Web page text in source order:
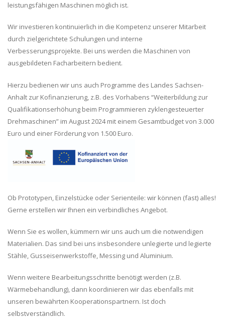
leistungsfähigen Maschinen möglich ist.
Wir investieren kontinuierlich in die Kompetenz unserer Mitarbeit
durch zielgerichtete Schulungen und interne
Verbesserungsprojekte. Bei uns werden die Maschinen von
ausgebildeten Facharbeitern bedient.
Hierzu bedienen wir uns auch Programme des Landes Sachsen-
Anhalt zur Kofinanzierung, z.B. des Vorhabens “Weiterbildung zur
Qualifikationserhöhung beim Programmieren zyklengesteuerter
Drehmaschinen” im August 2024 mit einem Gesamtbudget von 3.000
Euro und einer Förderung von 1.500 Euro.
Ob Prototypen, Einzelstücke oder Serienteile: wir können (fast) alles!
Gerne erstellen wir Ihnen ein verbindliches Angebot.
Wenn Sie es wollen, kümmern wir uns auch um die notwendigen
Materialien. Das sind bei uns insbesondere unlegierte und legierte
Stähle, Gusseisenwerkstoffe, Messing und Aluminium.
Wenn weitere Bearbeitungsschritte benötigt werden (z.B.
Wärmebehandlung), dann koordinieren wir das ebenfalls mit
unseren bewährten Kooperationspartnern. Ist doch
selbstverständlich.